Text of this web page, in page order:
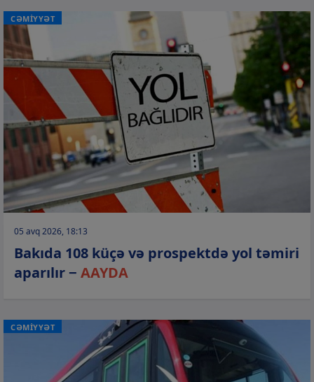
CƏMİYYƏT
05 avq 2026, 18:13
Bakıda 108 küçə və prospektdə yol təmiri
aparılır − AAYDA
CƏMİYYƏT